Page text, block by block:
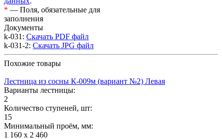
* — Поля, обязательные для
заполнения
Документы
k-031: Скачать PDF файл
k-031-2: Скачать JPG файл
Похожие товары
Лестница из сосны К-009м (вариант №2) Левая
Варианты лестницы:
2
Количество ступеней, шт:
15
Минимальный проём, мм:
1 160 х 2 460